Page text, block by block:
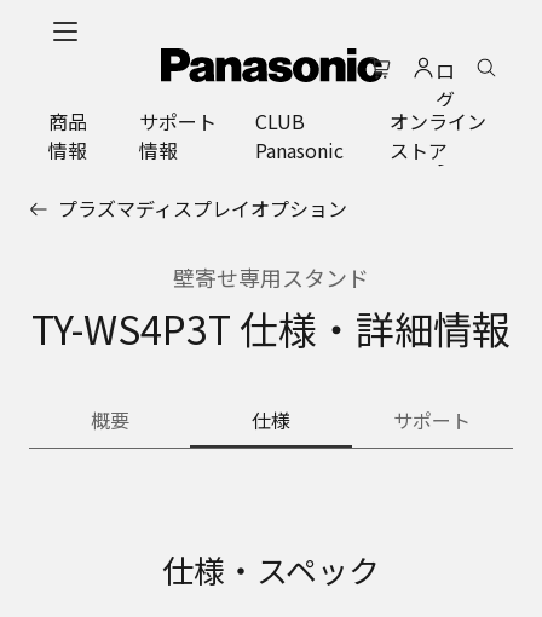
ロ
グ
イ
ン
商品
情報
サポート
情報
CLUB
Panasonic
オンライン
ストア
プラズマディスプレイオプション
壁寄せ専用スタンド
TY-WS4P3T 仕様・詳細情報
概要 仕様 サポート
仕様・スペック